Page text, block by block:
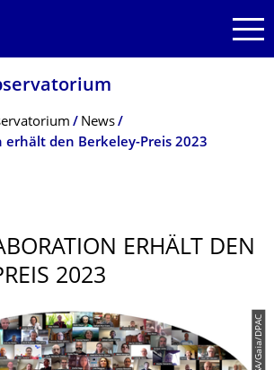
News
erhält den Berkeley-Preis 2023
ERHÄLT DEN
2023
© ESA/Gaia/DPAC